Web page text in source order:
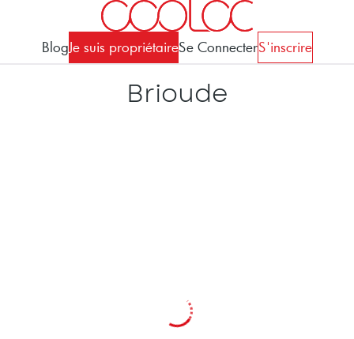
BlogJe suis propriétaireSe ConnecterS'inscrire
Brioude